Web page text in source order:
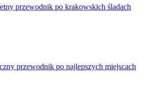
przewodnik po krakowskich śladach
przewodnik po najlepszych miejscach